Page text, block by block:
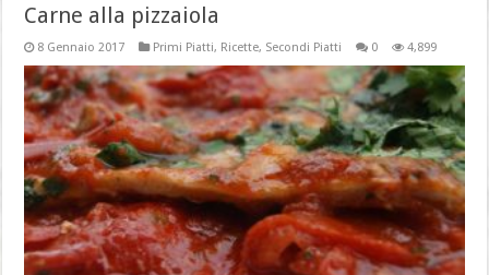
Carne alla pizzaiola
8 Gennaio 2017 Primi Piatti, Ricette, Secondi Piatti 0 4,899